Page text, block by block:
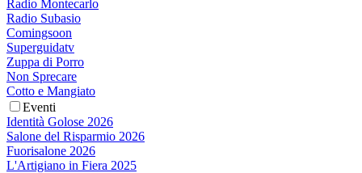
Radio Montecarlo
Radio Subasio
Comingsoon
Superguidatv
Zuppa di Porro
Non Sprecare
Cotto e Mangiato
Eventi
Identità Golose 2026
Salone del Risparmio 2026
Fuorisalone 2026
L'Artigiano in Fiera 2025